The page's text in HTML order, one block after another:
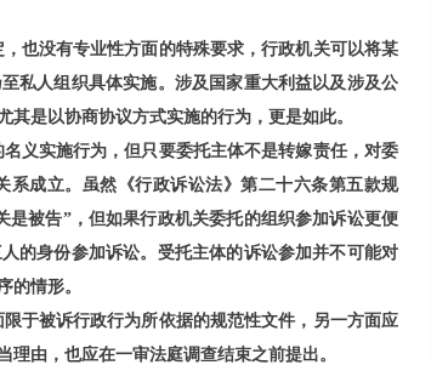
也没有专业性方面的特殊要求，行政机关可以将某
私人组织具体实施。涉及国家重大利益以及涉及公
是以协商协议方式实施的行为，更是如此。
义实施行为，但只要委托主体不是转嫁责任，对委
成立。虽然《行政诉讼法》第二十六条第五款规
被告”，但如果行政机关委托的组织参加诉讼更便
的身份参加诉讼。受托主体的诉讼参加并不可能对
的情形。
于被诉行政行为所依据的规范性文件，另一方面应
由，也应在一审法庭调查结束之前提出。